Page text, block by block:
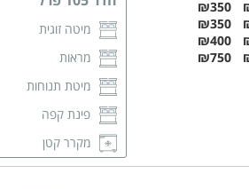
₪350
₪350
₪400
₪750
מיטה זוגית
מראות
מיטת תנוחות
פינת קפה
מקרר קטן
מזגן